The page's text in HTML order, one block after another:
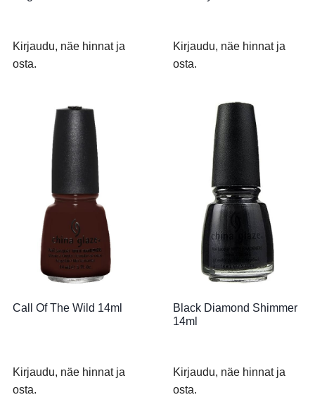
Kirjaudu, näe hinnat ja
osta.
Kirjaudu, näe hinnat ja
osta.
Call Of The Wild 14ml
Kirjaudu, näe hinnat ja
osta.
Black Diamond Shimmer
14ml
Kirjaudu, näe hinnat ja
osta.